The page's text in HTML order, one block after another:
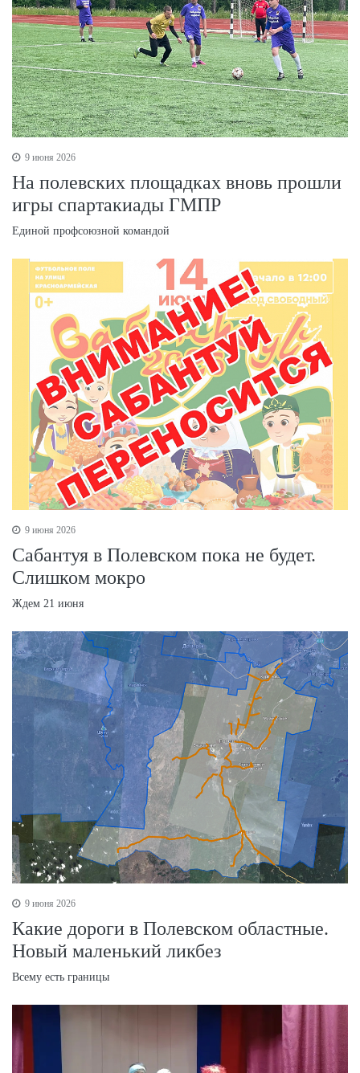
9 июня 2026
На полевских площадках вновь прошли
игры спартакиады ГМПР
Единой профсоюзной командой
9 июня 2026
Сабантуя в Полевском пока не будет.
Слишком мокро
Ждем 21 июня
9 июня 2026
Какие дороги в Полевском областные.
Новый маленький ликбез
Всему есть границы